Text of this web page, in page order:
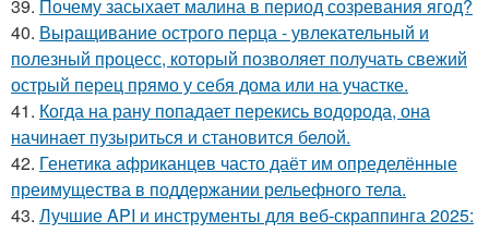
39. Почему засыхает малина в период созревания ягод?
40. Выращивание острого перца - увлекательный и
полезный процесс, который позволяет получать свежий
острый перец прямо у себя дома или на участке.
41. Когда на рану попадает перекись водорода, она
начинает пузыриться и становится белой.
42. Генетика африканцев часто даёт им определённые
преимущества в поддержании рельефного тела.
43. Лучшие API и инструменты для веб-скраппинга 2025: